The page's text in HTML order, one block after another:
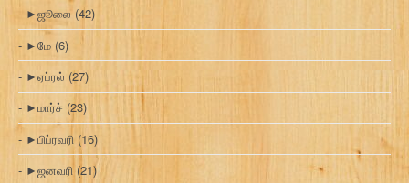
►ஜூலை(42)
►மே (6)
►ஏப்ரல் (27)
►மார்ச் (23)
►பிப்ரவரி (16)
►ஜனவரி (21)